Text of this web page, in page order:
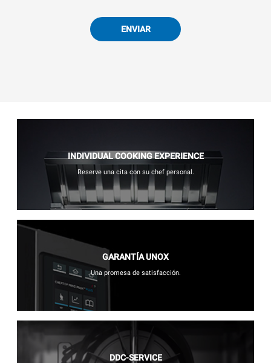
ENVIAR
INDIVIDUAL COOKING EXPERIENCE
Reserve una cita con su chef personal.
GARANTÍA UNOX
Una promesa de satisfacción.
DDC-SERVICE